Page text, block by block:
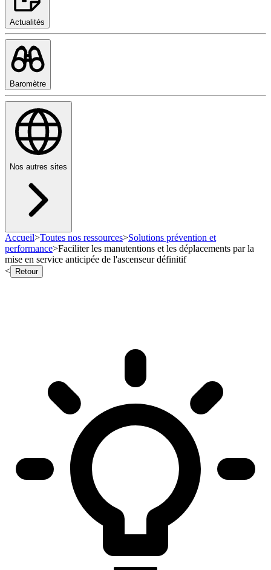
Actualités
Baromètre
Nos autres sites
Accueil>Toutes nos ressources>Solutions prévention et
performance>Faciliter les manutentions et les déplacements par la
mise en service anticipée de l'ascenseur définitif
<
Retour